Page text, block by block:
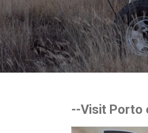
--Visit Porto